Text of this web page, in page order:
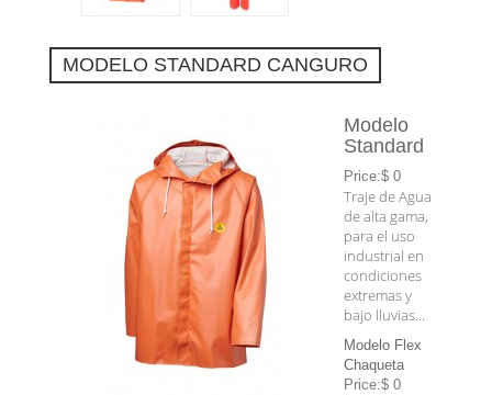
MODELO STANDARD CANGURO
Modelo
Standard
Price:$ 0
Traje de Agua
de alta gama,
para el uso
industrial en
condiciones
extremas y
bajo lluvias...
Modelo Flex
Chaqueta
Price:$ 0